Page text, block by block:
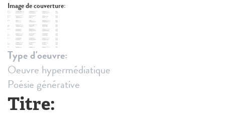
Image de couverture:
Type d'oeuvre:
Oeuvre hypermédiatique
Poésie générative
Titre: